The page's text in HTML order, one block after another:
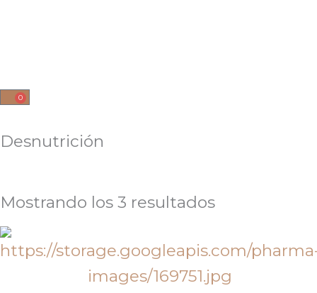
0
Cart
Desnutrición
Mostrando los 3 resultados